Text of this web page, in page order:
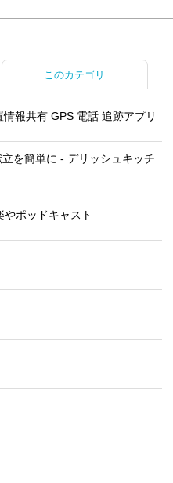
このカテゴリ
報共有 GPS 電話 追跡アプリ
を簡単‪に - デリッシュキッチ
ポッドキャスト